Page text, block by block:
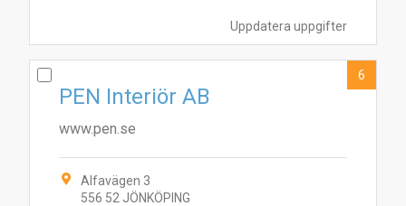
Uppdatera uppgifter
PEN Interiör AB
www.pen.se
Alfavägen 3
556 52 JÖNKÖPING
6